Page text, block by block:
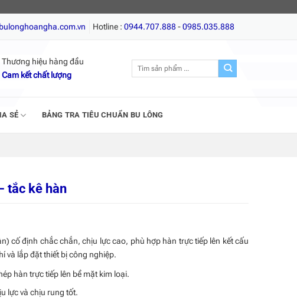
Vít gỗ, Giá tốt nhất, Chất lượng hàng đầu!
Hotline : 0944.707.888-0985.035.888
Thương hiệu hàng đầu
Cam kết chất lượng
Tìm
SẺ BẢNG TRA TIÊU CHUẨN BU LÔNG
tắc kê hàn
cố định chắc chắn, chịu lực cao, phù hợp hàn trực tiếp lên kết cấu
và lắp đặt thiết bị công nghiệp.
hàn trực tiếp lên bề mặt kim loại.
lực và chịu rung tốt.